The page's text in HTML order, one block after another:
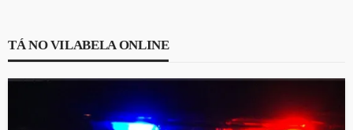
TÁ NO VILABELA ONLINE